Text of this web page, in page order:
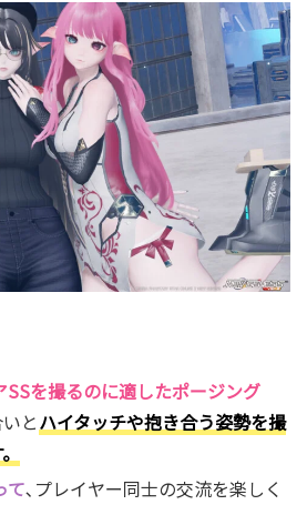
SSを撮るのに適したポージング
とハイタッチや抱き合う姿勢を撮
て､プレイヤー同士の交流を楽しく